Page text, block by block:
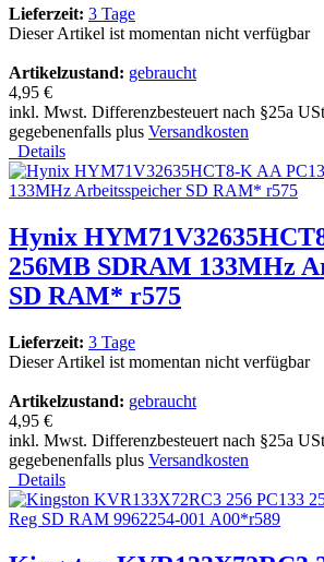
Lieferzeit: 3 Tage
Dieser Artikel ist momentan nicht verfügbar
Artikelzustand: gebraucht
4,95 €
inkl. Mwst. Differenzbesteuert nach §25a
gegebenenfalls plus Versandkosten
Details
Hynix
256MB SDRAM 133MHz
SD RAM* r575
Lieferzeit: 3 Tage
Dieser Artikel ist momentan nicht verfügbar
Artikelzustand: gebraucht
4,95 €
inkl. Mwst. Differenzbesteuert nach §25a
gegebenenfalls plus Versandkosten
Details